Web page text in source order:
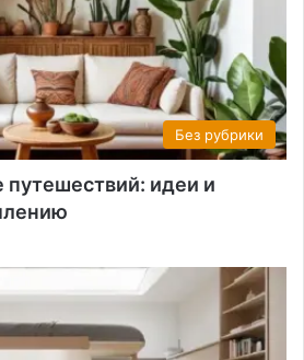
Без рубрики
путешествий: идеи и